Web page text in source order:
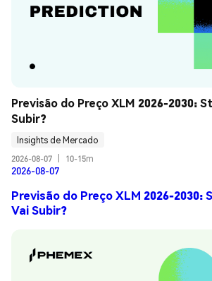
Previsão do Preço XLM 2026-2030:
Subir?
Insights de Mercado
2026-08-07
10-15m
2026-08-07
Previsão do Preço XLM 2026-2030:
Vai Subir?